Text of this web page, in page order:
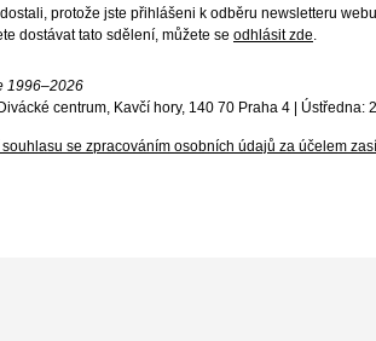
protože jste přihlášeni k odběru newsletteru
dostávat tato sdělení, můžete se odhlásit zde.
1996–2026
centrum, Kavčí hory, 140 70 Praha 4 | Ústředna:
se zpracováním osobních údajů za účelem